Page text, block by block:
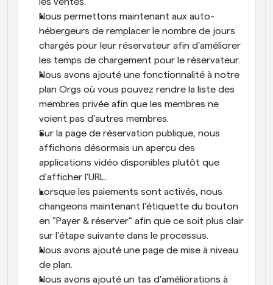
Nous permettons maintenant aux auto-
hébergeurs de remplacer le nombre de jours
chargés pour leur réservateur afin d'améliorer
les temps de chargement pour le réservateur.
Nous avons ajouté une fonctionnalité à notre
plan Orgs où vous pouvez rendre la liste des
membres privée afin que les membres ne
voient pas d'autres membres.
Sur la page de réservation publique, nous
affichons désormais un aperçu des
applications vidéo disponibles plutôt que
d'afficher l'URL.
Lorsque les paiements sont activés, nous
changeons maintenant l'étiquette du bouton
en "Payer & réserver" afin que ce soit plus clair
sur l'étape suivante dans le processus.
Nous avons ajouté une page de mise à niveau
de plan.
Nous avons ajouté un tas d'améliorations à